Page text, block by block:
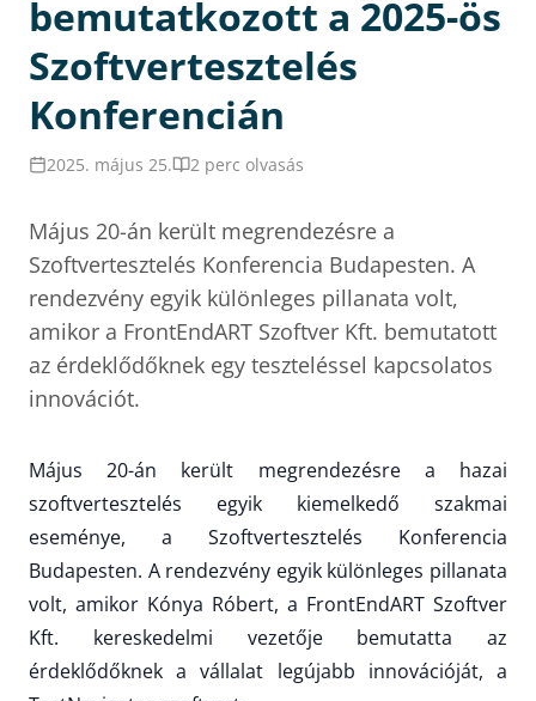
bemutatkozott a 2025-ös
Szoftvertesztelés
Konferencián
2025. május 25. 2 perc olvasás
Május 20-án került megrendezésre a
Szoftvertesztelés Konferencia Budapesten. A
rendezvény egyik különleges pillanata volt,
amikor a FrontEndART Szoftver Kft. bemutatott
az érdeklődőknek egy teszteléssel kapcsolatos
innovációt.
Május 20-án került megrendezésre a hazai
szoftvertesztelés egyik kiemelkedő szakmai
eseménye, a Szoftvertesztelés Konferencia
Budapesten. A rendezvény egyik különleges pillanata
volt, amikor Kónya Róbert, a FrontEndART Szoftver
Kft. kereskedelmi vezetője bemutatta az
érdeklődőknek a vállalat legújabb innovációját, a